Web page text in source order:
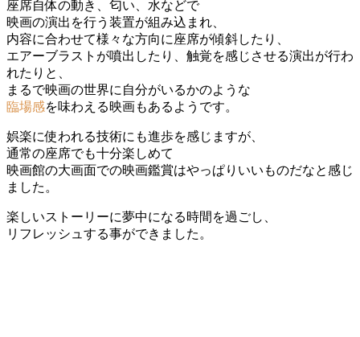
座席⾃体の動き、匂い、⽔などで
映画の演出を⾏う装置が組み込まれ、
内容に合わせて様々な⽅向に座席が傾斜したり、
エアーブラストが噴出したり、触覚を感じさせる演出が⾏わ
れたりと、
まるで映画の世界に⾃分がいるかのような
臨場感を味わえる映画もあるようです。
娯楽に使われる技術にも進歩を感じますが、
通常の座席でも十分楽しめて
映画館の⼤画⾯での映画鑑賞はやっぱりいいものだなと感じ
ました。
楽しいストーリーに夢中になる時間を過ごし、
リフレッシュする事ができました。